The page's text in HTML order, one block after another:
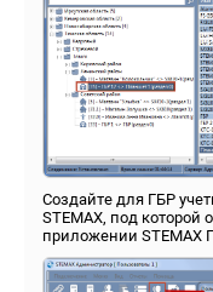
Создайте для ГБР
STEMAX, под которой
приложении STEMAX